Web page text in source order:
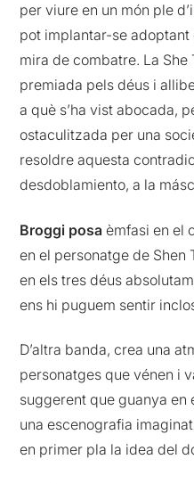
per viure en un món ple
pot implantar-se
mira de combatre. La She
premiada pels déus i
a què s’ha vist abocada,
ostaculitzada per una
resoldre aquesta
desdoblamiento, a la
Broggi posaèmfasi en el
en el personatge de Shen
en els tres déus
ens hi puguem sentir
D’altra banda, crea una
personatges que vénen i
suggerent que guanya en
una escenografia
en primer pla la idea del